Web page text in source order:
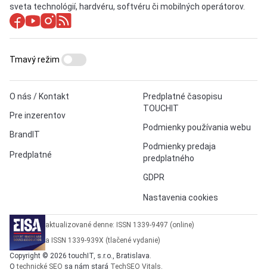
sveta technológií, hardvéru, softvéru či mobilných operátorov.
O nás / Kontakt
Pre inzerentov
BrandIT
Predplatné
Predplatné časopisu
TOUCHIT
Podmienky používania webu
Podmienky predaja
predplatného
GDPR
Nastavenia cookies
Tmavý režim
aktualizované denne: ISSN 1339-9497 (online)
a ISSN 1339-939X (tlačené vydanie)
Copyright © 2026 touchIT, s.r.o., Bratislava.
Otechnické SEO sa nám stará TechSEO Vitals.